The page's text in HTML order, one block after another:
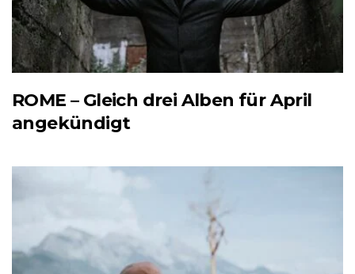
ROME – Gleich drei Alben für April
angekündigt